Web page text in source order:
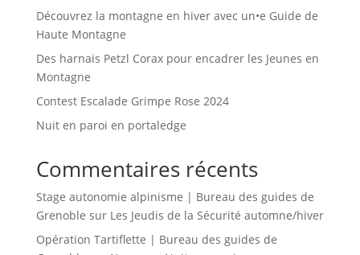
Découvrez la montagne en hiver avec un•e Guide de
Haute Montagne
Des harnais Petzl Corax pour encadrer les Jeunes en
Montagne
Contest Escalade Grimpe Rose 2024
Nuit en paroi en portaledge
Commentaires récents
Stage autonomie alpinisme | Bureau des guides de
Grenoble sur Les Jeudis de la Sécurité automne/hiver
Opération Tartiflette | Bureau des guides de